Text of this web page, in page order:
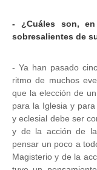
- ¿Cuáles son,
sobresalientes de
- Ya han pasado
ritmo de muchos
que la elección de
para la Iglesia y
y eclesial debe ser
y de la acción de la
pensar un poco a
Magisterio y de la